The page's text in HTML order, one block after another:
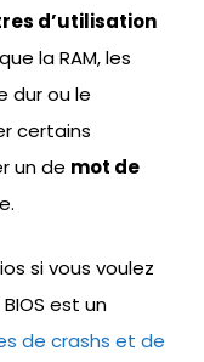
d’utilisation
la RAM, les
dur ou le
certains
un de mot de
si vous voulez
est un
de crashs et de